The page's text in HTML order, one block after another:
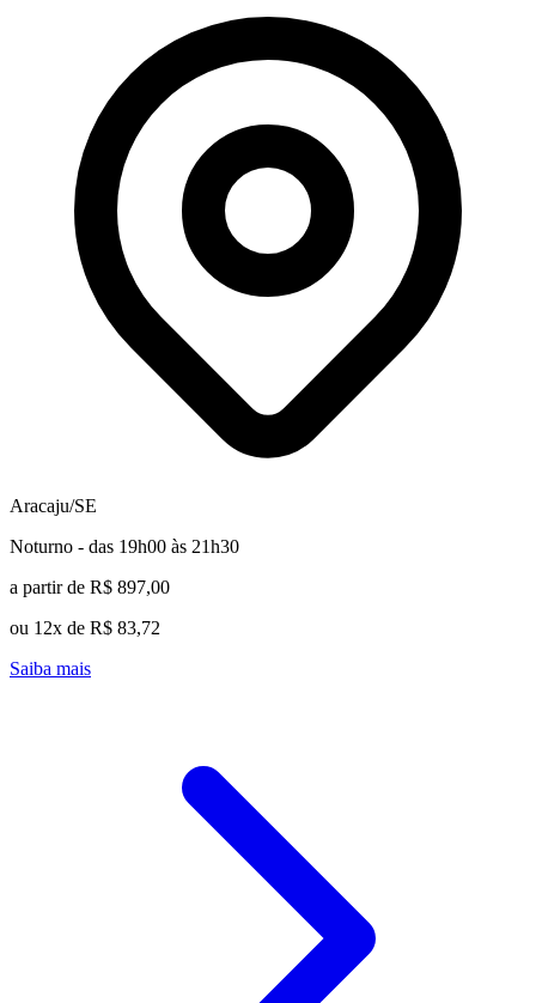
Aracaju/SE
Noturno - das 19h00 às 21h30
a partir de R$ 897,00
ou 12x de R$ 83,72
Saiba mais